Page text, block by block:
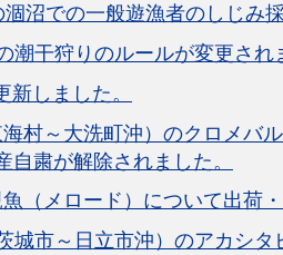
沼での一般遊漁者のしじみ
潮干狩りのルールが変更され
新しました。
村～大洗町沖）のクロメバ
粛が解除されました。
（メロード）について出荷
城市～日立市沖）のアカシ